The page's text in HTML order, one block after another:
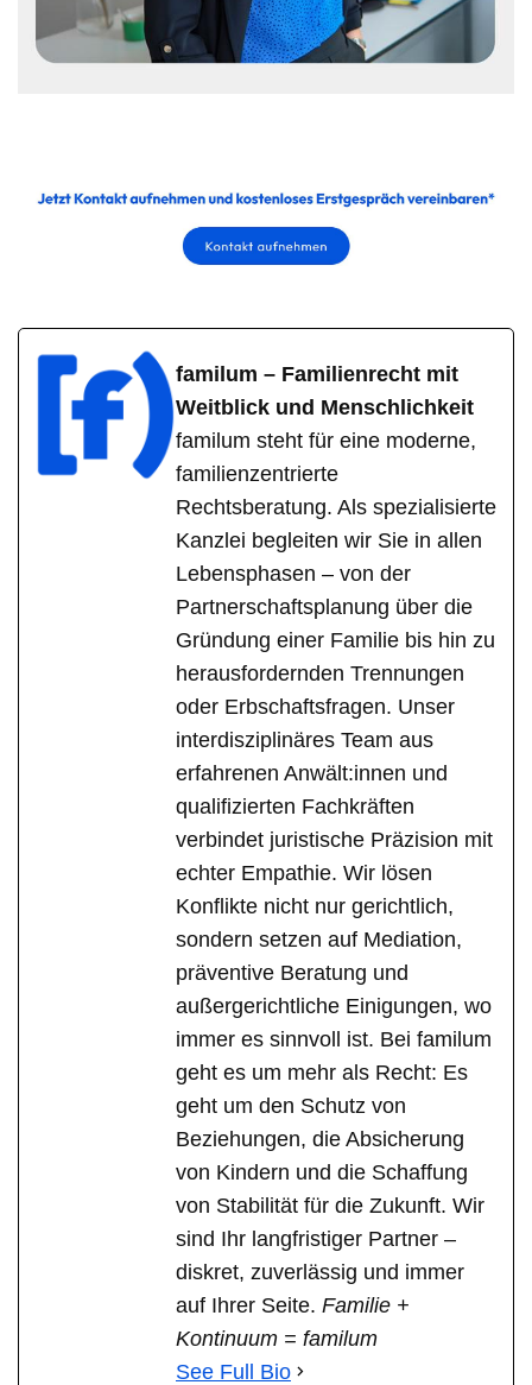
familum – Familienrecht mit
Weitblick und Menschlichkeit
familum steht für eine moderne,
familienzentrierte
Rechtsberatung. Als spezialisierte
Kanzlei begleiten wir Sie in allen
Lebensphasen – von der
Partnerschaftsplanung über die
Gründung einer Familie bis hin zu
herausfordernden Trennungen
oder Erbschaftsfragen. Unser
interdisziplinäres Team aus
erfahrenen Anwält:innen und
qualifizierten Fachkräften
verbindet juristische Präzision mit
echter Empathie. Wir lösen
Konflikte nicht nur gerichtlich,
sondern setzen auf Mediation,
präventive Beratung und
außergerichtliche Einigungen, wo
immer es sinnvoll ist. Bei familum
geht es um mehr als Recht: Es
geht um den Schutz von
Beziehungen, die Absicherung
von Kindern und die Schaffung
von Stabilität für die Zukunft. Wir
sind Ihr langfristiger Partner –
diskret, zuverlässig und immer
auf Ihrer Seite. Familie +
Kontinuum = familum
See Full Bio